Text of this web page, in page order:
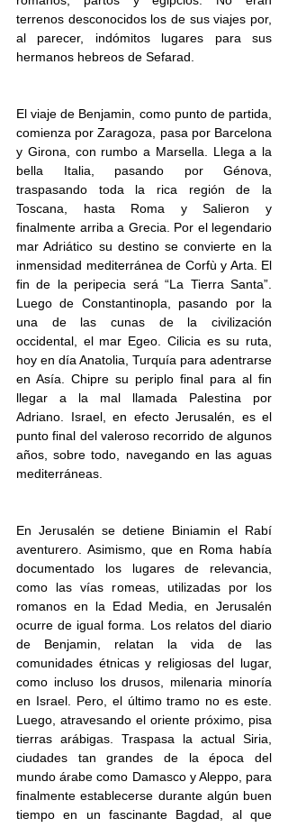
terrenos desconocidos los de sus viajes por,
al parecer, indómitos lugares para sus
hermanos hebreos de Sefarad.
El viaje de Benjamin, como punto de partida,
comienza por Zaragoza, pasa por Barcelona
y Girona, con rumbo a Marsella. Llega a la
bella Italia, pasando por Génova,
traspasando toda la rica región de la
Toscana, hasta Roma y Salieron y
finalmente arriba a Grecia. Por el legendario
mar Adriático su destino se convierte en la
inmensidad mediterránea de Corfù y Arta. El
fin de la peripecia será “La Tierra Santa”.
Luego de Constantinopla, pasando por la
una de las cunas de la civilización
occidental, el mar Egeo. Cilicia es su ruta,
hoy en día Anatolia, Turquía para adentrarse
en Asía. Chipre su periplo final para al fin
llegar a la mal llamada Palestina por
Adriano. Israel, en efecto Jerusalén, es el
punto final del valeroso recorrido de algunos
años, sobre todo, navegando en las aguas
mediterráneas.
En Jerusalén se detiene Biniamin el Rabí
aventurero. Asimismo, que en Roma había
documentado los lugares de relevancia,
como las vías romeas, utilizadas por los
romanos en la Edad Media, en Jerusalén
ocurre de igual forma. Los relatos del diario
de Benjamin, relatan la vida de las
comunidades étnicas y religiosas del lugar,
como incluso los drusos, milenaria minoría
en Israel. Pero, el último tramo no es este.
Luego, atravesando el oriente próximo, pisa
tierras arábigas. Traspasa la actual Siria,
ciudades tan grandes de la época del
mundo árabe como Damasco y Aleppo, para
finalmente establecerse durante algún buen
tiempo en un fascinante Bagdad, al que